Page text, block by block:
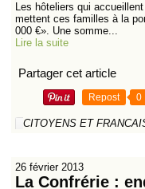
Les hôteliers qui
mettent ces familles à la
000 €». Une somme...
Lire la suite
Partager cet article
Repost 0
CITOYENS ET
26 février 2013
La Confrérie :